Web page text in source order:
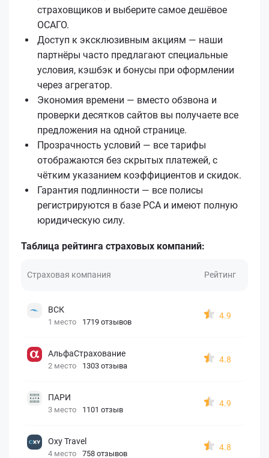
страховщиков и выберите самое дешёвое
ОСАГО.
Доступ к эксклюзивным акциям — наши
партнёры часто предлагают специальные
условия, кэшбэк и бонусы при оформлении
через агрегатор.
Экономия времени — вместо обзвона и
проверки десятков сайтов вы получаете все
предложения на одной странице.
Прозрачность условий — все тарифы
отображаются без скрытых платежей, с
чётким указанием коэффициентов и скидок.
Гарантия подлинности — все полисы
регистрируются в базе РСА и имеют полную
юридическую силу.
Таблица рейтинга страховых компаний:
Страховая компания Рейтинг
ВСК
1 место 1719 отзывов
4.9
АльфаСтрахование
2 место 1303 отзыва
4.8
ПАРИ
3 место 1101 отзыв
4.9
Oxy Travel
4 место 758 отзывов
4.8